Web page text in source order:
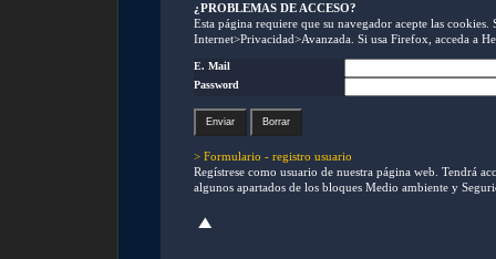
¿PROBLEMAS DE ACCESO?
Esta página requiere que su navegador acepte las
Internet>Privacidad>Avanzada. Si usa Firefox, acceda a
E. Mail
Password
> Formulario - registro usuario
Regístrese como usuario de nuestra página web. Tendrá
algunos apartados de los bloques Medio ambiente y